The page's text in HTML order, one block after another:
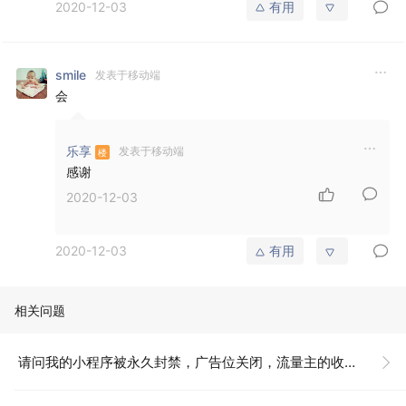
2020-12-03 有用
smile 发表于移动端
会
乐享 发表于移动端
感谢
2020-12-03
2020-12-03 有用
相关问题
请问我的小程序被永久封禁，广告位关闭，流量主的收益会给我结算吗？